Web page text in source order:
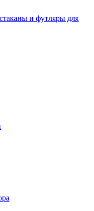
и футляры для